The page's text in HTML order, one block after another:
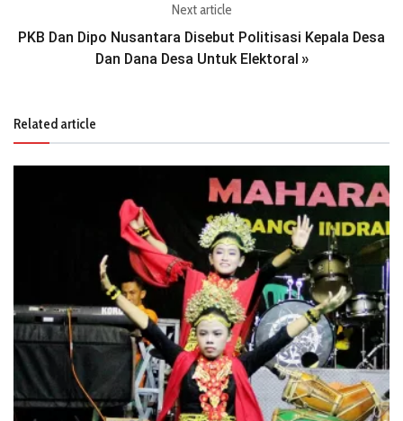
Next article
PKB Dan Dipo Nusantara Disebut Politisasi Kepala Desa
Dan Dana Desa Untuk Elektoral »
Related article